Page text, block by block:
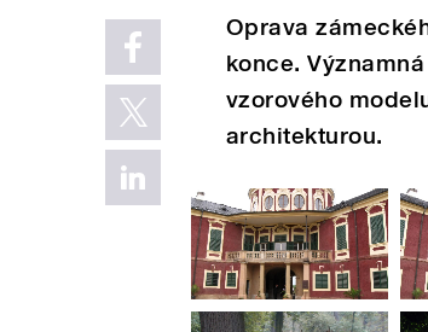
Oprava
konce.
vzorového
architekturou.